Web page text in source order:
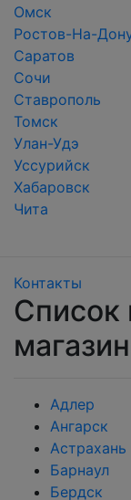
Омск
Ростов-На-
Саратов
Сочи
Ставрополь
Томск
Улан-Удэ
Уссурийск
Хабаровск
Чита
Контакты
Список
Адлер
Ангарск
Астрахань
Барнаул
Бердск